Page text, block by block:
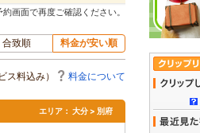
画面で再度ご確認ください。
合致順 料金が安い順
ス料込み） 料金について
エリア： 大分 > 別府